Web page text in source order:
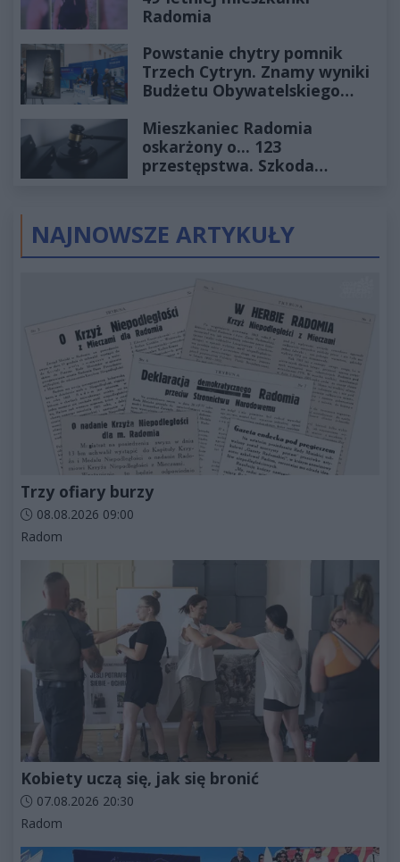
Radomia
Powstanie chytry pomnik
Trzech Cytryn. Znamy wyniki
Budżetu Obywatelskiego
Mieszkaniec Radomia
oskarżony o... 123
przestępstwa. Szkoda
NAJNOWSZE ARTYKUŁY
Trzy ofiary burzy
Data dodania artykułu:
08.08.2026 09:00
Kategorie artykułu:
Radom
Kobiety uczą się, jak się bronić
Data dodania artykułu:
07.08.2026 20:30
Kategorie artykułu:
Radom